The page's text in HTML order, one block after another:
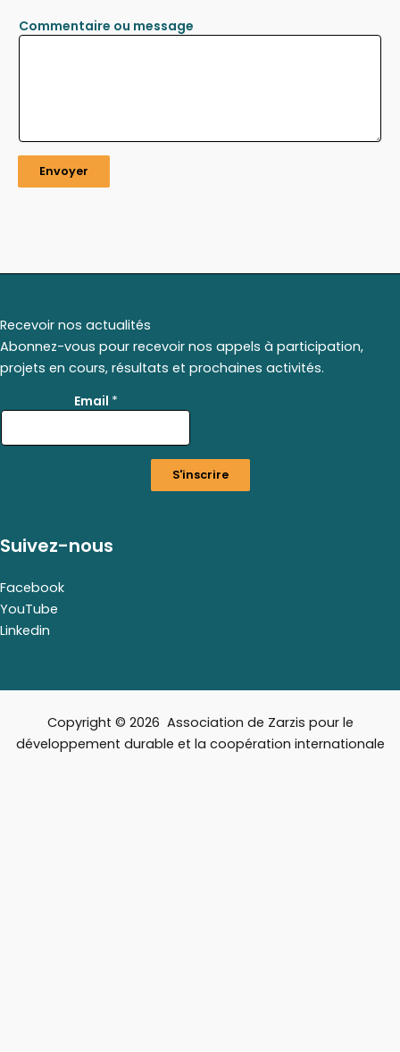
Commentaire ou message
Envoyer
Recevoir nos actualités
Abonnez-vous pour recevoir nos appels à participation,
projets en cours, résultats et prochaines activités.
i
l
E
Email *
S'inscrire
Suivez-nous
Facebook
YouTube
Linkedin
Copyright © 2026 Association de Zarzis pour le
développement durable et la coopération internationale